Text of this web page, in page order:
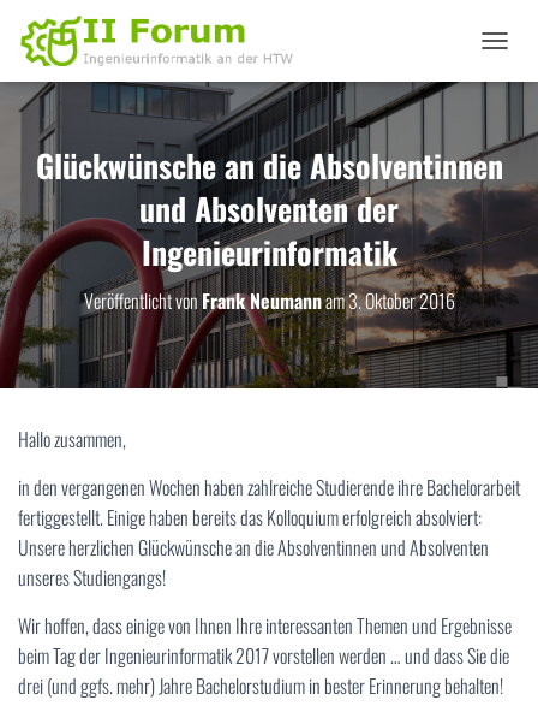
A
G
T
O
N
U
M
S
C
H
N
Glückwünsche an die Absolventinnen
und Absolventen der
Ingenieurinformatik
Veröffentlicht vonFrank Neumannam3. Oktober 2016
Hallo zusammen,
in den vergangenen Wochen haben zahlreiche Studierende ihre Bachelorarbeit
fertiggestellt. Einige haben bereits das Kolloquium erfolgreich absolviert:
Unsere herzlichen Glückwünsche an die Absolventinnen und Absolventen
unseres Studiengangs!
Wir hoffen, dass einige von Ihnen Ihre interessanten Themen und Ergebnisse
beim Tag der Ingenieurinformatik 2017 vorstellen werden … und dass Sie die
drei (und ggfs. mehr) Jahre Bachelorstudium in bester Erinnerung behalten!